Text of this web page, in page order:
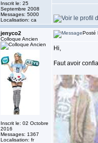
Inscrit le: 25
Septembre 2008
Messages: 5000
Localisation: ca
jenyco2
Colloque Ancien
Inscrit le: 02 Octobre
2016
Messages: 1367
Localisation: fr
Posté
Hi,
Faut avoir